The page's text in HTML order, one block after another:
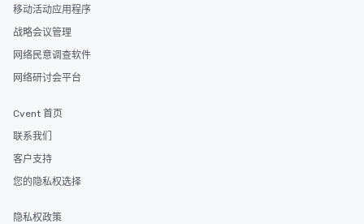
移动活动应用程序
战略会议管理
网络民意调查软件
网络研讨会平台
Cvent 首页
联系我们
客户支持
您的隐私权选择
隐私权政策